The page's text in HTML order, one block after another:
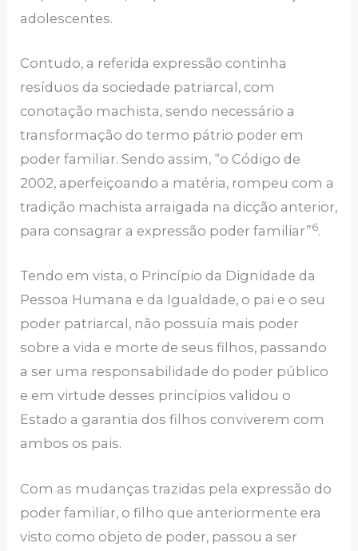
adolescentes.
Contudo, a referida expressão continha
resíduos da sociedade patriarcal, com
conotação machista, sendo necessário a
transformação do termo pátrio poder em
poder familiar. Sendo assim, “o Código de
2002, aperfeiçoando a matéria, rompeu com a
tradição machista arraigada na dicção anterior,
para consagrar a expressão poder familiar”6.
Tendo em vista, o Princípio da Dignidade da
Pessoa Humana e da Igualdade, o pai e o seu
poder patriarcal, não possuía mais poder
sobre a vida e morte de seus filhos, passando
a ser uma responsabilidade do poder público
e em virtude desses princípios validou o
Estado a garantia dos filhos conviverem com
ambos os pais.
Com as mudanças trazidas pela expressão do
poder familiar, o filho que anteriormente era
visto como objeto de poder, passou a ser